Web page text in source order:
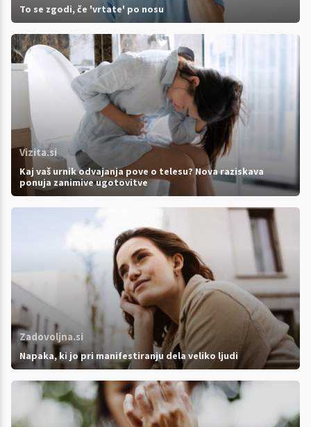
To se zgodi, če 'vrtate' po nosu
Vizita.si
Kaj vaš urnik odvajanja pove o telesu? Nova raziskava
ponuja zanimive ugotovitve
Zadovoljna.si
Napaka, ki jo pri manifestiranju dela veliko ljudi